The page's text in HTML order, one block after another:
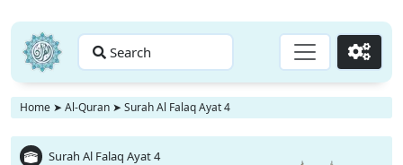
Search Go
Home ➤ Al-Quran ➤ Surah Al Falaq Ayat 4
Surah Al Falaq Ayat 4